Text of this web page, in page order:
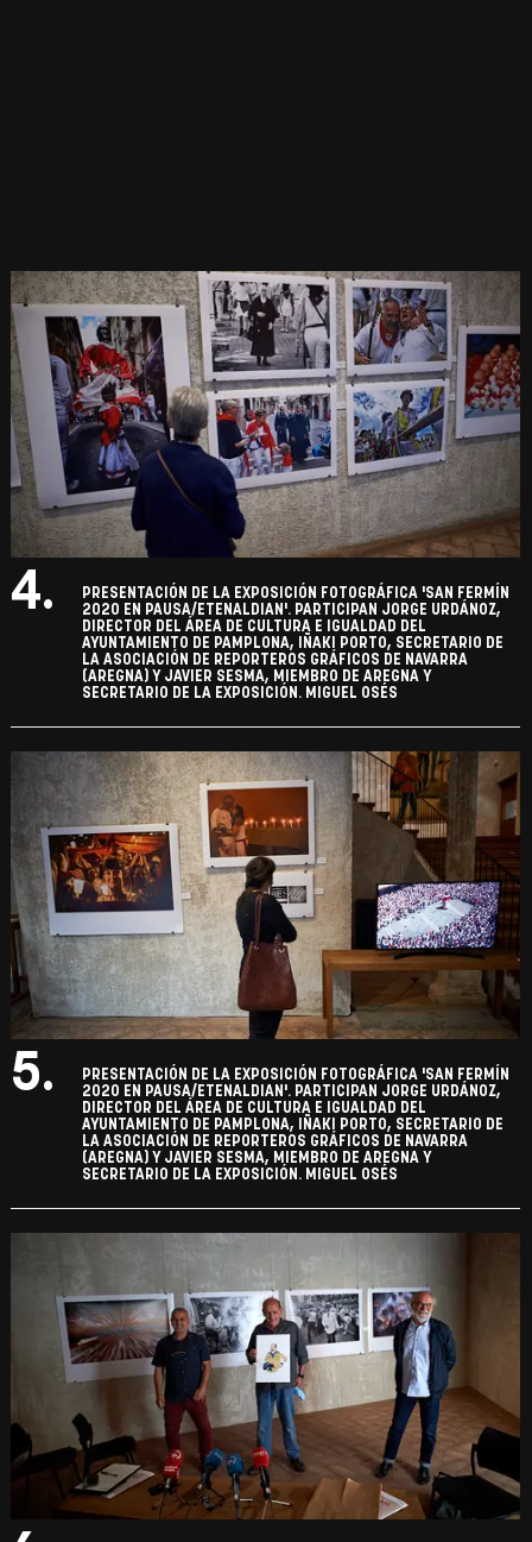
4.
PRESENTACIÓN DE LA EXPOSICIÓN FOTOGRÁFICA 'SAN FERMÍN
2020 EN PAUSA/ETENALDIAN'. PARTICIPAN JORGE URDÁNOZ,
DIRECTOR DEL ÁREA DE CULTURA E IGUALDAD DEL
AYUNTAMIENTO DE PAMPLONA, IÑAKI PORTO, SECRETARIO DE
LA ASOCIACIÓN DE REPORTEROS GRÁFICOS DE NAVARRA
(AREGNA) Y JAVIER SESMA, MIEMBRO DE AREGNA Y
SECRETARIO DE LA EXPOSICIÓN. MIGUEL OSÉS
5.
PRESENTACIÓN DE LA EXPOSICIÓN FOTOGRÁFICA 'SAN FERMÍN
2020 EN PAUSA/ETENALDIAN'. PARTICIPAN JORGE URDÁNOZ,
DIRECTOR DEL ÁREA DE CULTURA E IGUALDAD DEL
AYUNTAMIENTO DE PAMPLONA, IÑAKI PORTO, SECRETARIO DE
LA ASOCIACIÓN DE REPORTEROS GRÁFICOS DE NAVARRA
(AREGNA) Y JAVIER SESMA, MIEMBRO DE AREGNA Y
SECRETARIO DE LA EXPOSICIÓN. MIGUEL OSÉS